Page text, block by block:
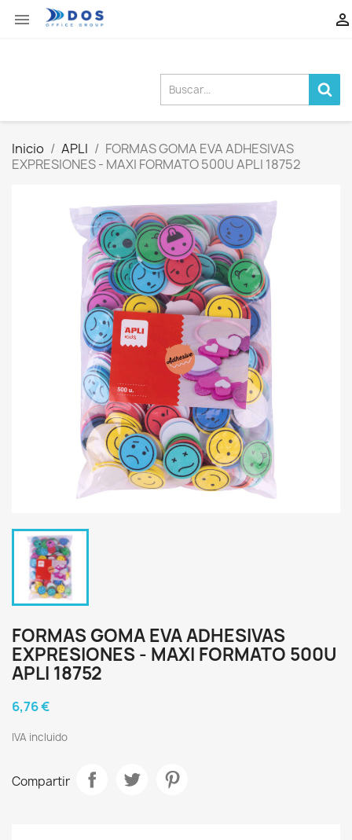
 
Inicio APLI
FORMAS GOMA EVA ADHESIVAS
EXPRESIONES - MAXI FORMATO 500U APLI 18752
FORMAS GOMA EVA ADHESIVAS
EXPRESIONES - MAXI FORMATO 500U
APLI 18752
6,76 €
IVA incluido
Compartir